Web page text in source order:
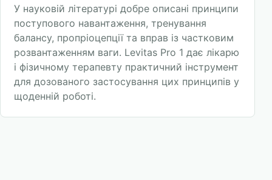
У науковій літературі добре описані принципи
поступового навантаження, тренування
балансу, пропріоцепції та вправ із частковим
розвантаженням ваги. Levitas Pro 1 дає лікарю
і фізичному терапевту практичний інструмент
для дозованого застосування цих принципів у
щоденній роботі.